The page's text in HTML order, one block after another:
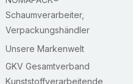
Schaumverarbeiter,
Verpackungshändler
Unsere Markenwelt
GKV Gesamtverband
Kunststoffverarbeitende